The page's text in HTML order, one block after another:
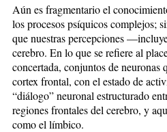
Aún es fragmentario el
los procesos psíquicos complejos;
que nuestras percepciones
cerebro. En lo que se refiere al
concertada, conjuntos de neuronas
cortex frontal, con el estado de
“diálogo” neuronal estructurado
regiones frontales del cerebro, y
como el límbico.